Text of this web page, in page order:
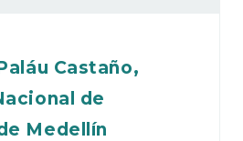
Castaño,
de
Medellín